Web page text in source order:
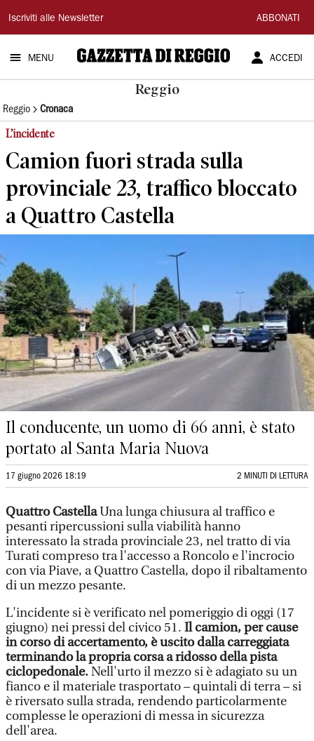
Gazzetta
di
Reggio
Iscriviti alle Newsletter ABBONATI
MENU ACCEDI
Reggio
Reggio Cronaca
L’incidente
Camion fuori strada sulla
provinciale 23, traffico bloccato
a Quattro Castella
Il conducente, un uomo di 66 anni, è stato
portato al Santa Maria Nuova
17 giugno 2026 18:19 2 MINUTI DI LETTURA
Quattro CastellaUna lunga chiusura al traffico e
pesanti ripercussioni sulla viabilità hanno
interessato la strada provinciale 23, nel tratto di via
Turati compreso tra l'accesso a Roncolo e l'incrocio
con via Piave, a Quattro Castella, dopo il ribaltamento
di un mezzo pesante.
L'incidente si è verificato nel pomeriggio di oggi (17
giugno) nei pressi del civico 51. Il camion, per cause
in corso di accertamento, è uscito dalla carreggiata
terminando la propria corsa a ridosso della pista
ciclopedonale.Nell'urto il mezzo si è adagiato su un
fianco e il materiale trasportato – quintali di terra – si
è riversato sulla strada, rendendo particolarmente
complesse le operazioni di messa in sicurezza
dell'area.